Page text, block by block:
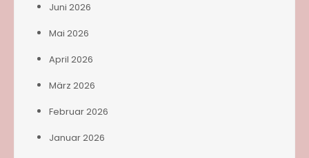
Juni 2026
Mai 2026
April 2026
März 2026
Februar 2026
Januar 2026